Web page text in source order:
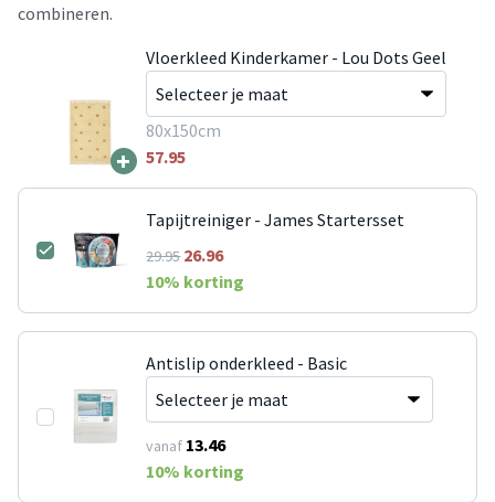
combineren.
+
Vloerkleed Kinderkamer - Lou Dots Geel
80x150cm
57.95
Tapijtreiniger - James Startersset
29.9526.96
10% korting
Antislip onderkleed - Basic
vanaf 13.46
10% korting